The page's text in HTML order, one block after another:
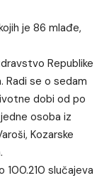
je 86 mlađe,
Republike
Radi se o sedam
dobi od po
osoba iz
Kozarske
100.210 slučajeva